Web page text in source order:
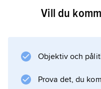
en av Attikas tre
och var uppdelade
Vill du
Objektiv och
Prova det, du